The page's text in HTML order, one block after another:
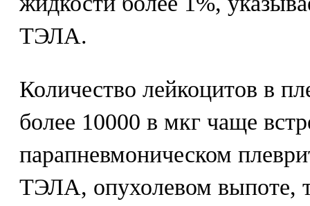
ТЭЛА.
Количество лейкоцитов в
более 10000 в мкг чаще
парапневмоническом
ТЭЛА, опухолевом выпоте,